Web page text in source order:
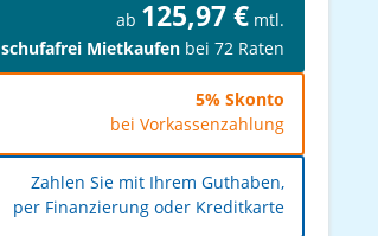
ab 125,97 € mtl.
schufafrei Mietkaufen bei 72 Raten
5% Skonto
bei Vorkassenzahlung
Zahlen Sie mit Ihrem Guthaben,
per Finanzierung oder Kreditkarte